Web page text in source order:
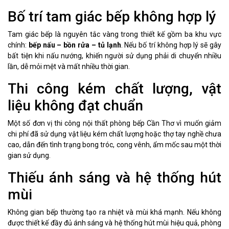
Bố trí tam giác bếp không hợp lý
Tam giác bếp là nguyên tắc vàng trong thiết kế gồm ba khu vực
chính: bếp nấu – bồn rửa – tủ lạnh . Nếu bố trí không hợp lý sẽ gây
bất tiện khi nấu nướng, khiến người sử dụng phải di chuyển nhiều
lần, dễ mỏi mệt và mất nhiều thời gian.
Thi công kém chất lượng, vật
liệu không đạt chuẩn
Một số đơn vị thi công nội thất phòng bếp Cần Thơ vì muốn giảm
chi phí đã sử dụng vật liệu kém chất lượng hoặc thợ tay nghề chưa
cao, dẫn đến tình trạng bong tróc, cong vênh, ẩm mốc sau một thời
gian sử dụng.
Thiếu ánh sáng và hệ thống hút
mùi
Không gian bếp thường tạo ra nhiệt và mùi khá mạnh. Nếu không
được thiết kế đầy đủ ánh sáng và hệ thống hút mùi hiệu quả, phòng